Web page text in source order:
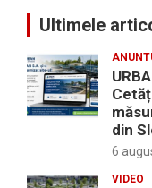
Ultimele
din
6
VIDEO